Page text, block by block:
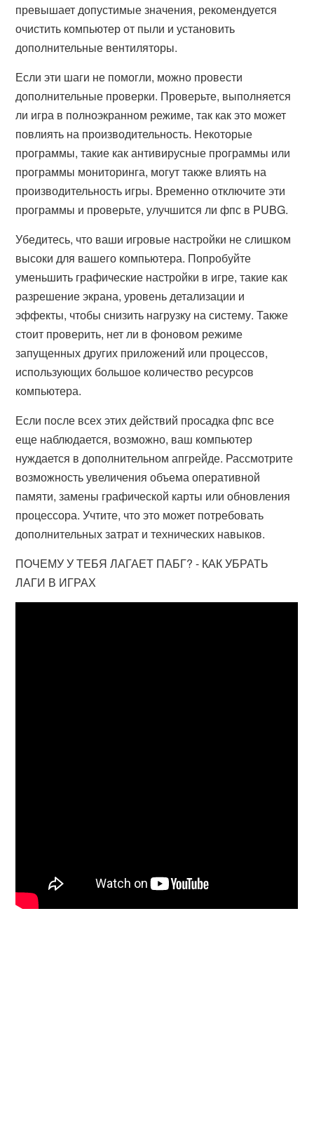
превышает допустимые значения, рекомендуется
очистить компьютер от пыли и установить
дополнительные вентиляторы.
Если эти шаги не помогли, можно провести
дополнительные проверки. Проверьте, выполняется
ли игра в полноэкранном режиме, так как это может
повлиять на производительность. Некоторые
программы, такие как антивирусные программы или
программы мониторинга, могут также влиять на
производительность игры. Временно отключите эти
программы и проверьте, улучшится ли фпс в PUBG.
Убедитесь, что ваши игровые настройки не слишком
высоки для вашего компьютера. Попробуйте
уменьшить графические настройки в игре, такие как
разрешение экрана, уровень детализации и
эффекты, чтобы снизить нагрузку на систему. Также
стоит проверить, нет ли в фоновом режиме
запущенных других приложений или процессов,
использующих большое количество ресурсов
компьютера.
Если после всех этих действий просадка фпс все
еще наблюдается, возможно, ваш компьютер
нуждается в дополнительном апгрейде. Рассмотрите
возможность увеличения объема оперативной
памяти, замены графической карты или обновления
процессора. Учтите, что это может потребовать
дополнительных затрат и технических навыков.
ПОЧЕМУ У ТЕБЯ ЛАГАЕТ ПАБГ? - КАК УБРАТЬ
ЛАГИ В ИГРАХ